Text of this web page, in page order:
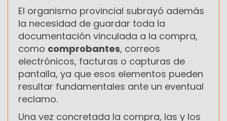
El organismo provincial subrayó además
la necesidad de guardar toda la
documentación vinculada a la compra,
como comprobantes, correos
electrónicos, facturas o capturas de
pantalla, ya que esos elementos pueden
resultar fundamentales ante un eventual
reclamo.
Una vez concretada la compra, las y los